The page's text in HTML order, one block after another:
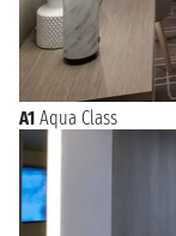
A1 Aqua Class